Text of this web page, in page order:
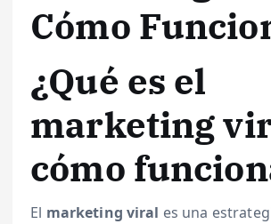
Cómo
¿Qué es el
marketing
cómo
El marketing viral es una